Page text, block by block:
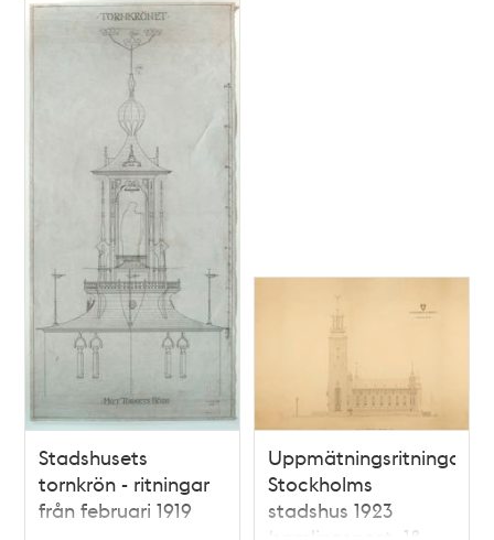
Stadshusets
tornkrön - ritningar
från februari 1919
Uppmätningsritningar
Stockholms
stadshus 1923